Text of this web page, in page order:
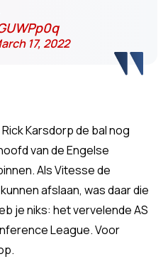
17, 2022
Karsdorp de bal nog
van de Engelse
Als Vitesse de
afslaan, was daar die
je niks: het vervelende AS
League. Voor